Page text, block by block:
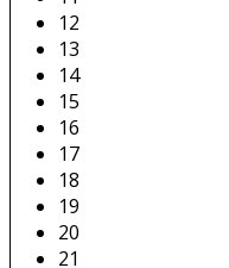
12
13
14
15
16
17
18
19
20
21